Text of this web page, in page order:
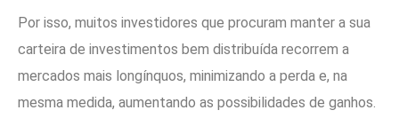
Por isso, muitos investidores que procuram manter a sua
carteira de investimentos bem distribuída recorrem a
mercados mais longínquos, minimizando a perda e, na
mesma medida, aumentando as possibilidades de ganhos.